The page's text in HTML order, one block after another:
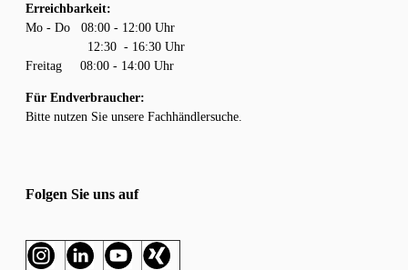
Erreichbarkeit:
Mo - Do 08:00 - 12:00 Uhr
12:30 - 16:30 Uhr
Freitag 08:00 - 14:00 Uhr
Für Endverbraucher:
Bitte nutzen Sie unsere Fachhändlersuche.
Folgen Sie uns auf